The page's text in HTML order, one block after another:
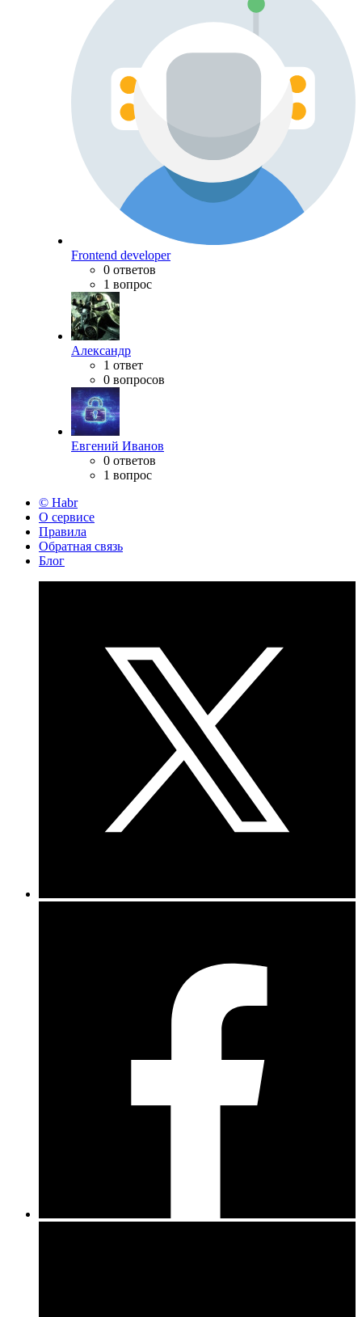
Frontend developer
0 ответов
1 вопрос
Александр
1 ответ
0 вопросов
Евгений Иванов
0 ответов
1 вопрос
© Habr
О сервисе
Правила
Обратная связь
Блог